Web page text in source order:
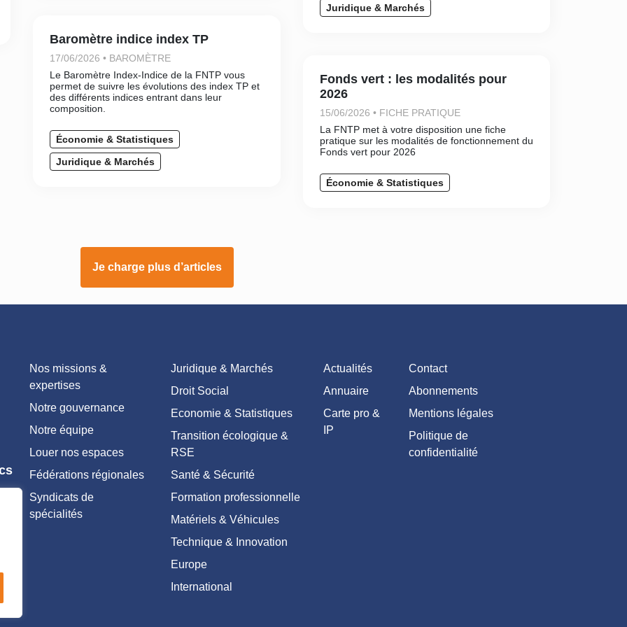
Juridique & Marchés
Baromètre indice index TP
17/06/2026 • BAROMÈTRE
Le Baromètre Index-Indice de la FNTP vous
permet de suivre les évolutions des index TP et
des différents indices entrant dans leur
composition.
Économie & Statistiques
Juridique & Marchés
Fonds vert : les modalités pour
2026
15/06/2026 • FICHE PRATIQUE
La FNTP met à votre disposition une fiche
pratique sur les modalités de fonctionnement du
Fonds vert pour 2026
Économie & Statistiques
Je charge plus d’articles
Nos missions &
expertises
Notre gouvernance
Notre équipe
Louer nos espaces
Fédérations régionales
Syndicats de
spécialités
Juridique & Marchés
Droit Social
Economie & Statistiques
Transition écologique &
RSE
Santé & Sécurité
Formation professionnelle
Matériels & Véhicules
Technique & Innovation
Europe
International
Actualités
Annuaire
Carte pro &
IP
Contact
Abonnements
Mentions légales
Politique de
confidentialité